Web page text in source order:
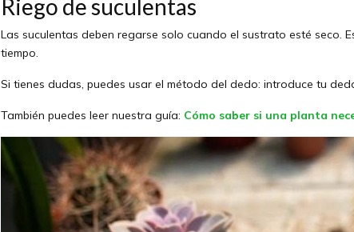
Riego de suculentas
Las suculentas deben regarse solo cuando el sustrato esté seco.
tiempo.
Si tienes dudas, puedes usar el método del dedo: introduce tu
También puedes leer nuestra guía: Cómo saber si una planta